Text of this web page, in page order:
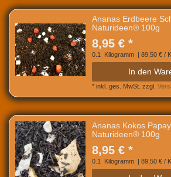
Ananas Erdbeere
Naturideen® 100g
8,95 € *
0.1 Kilogramm | 89,50 € /
In den
* inkl. ges. MwSt. zzgl.
Ananas Kokos
Naturideen® 100g
8,95 € *
0.1 Kilogramm | 89,50 € /